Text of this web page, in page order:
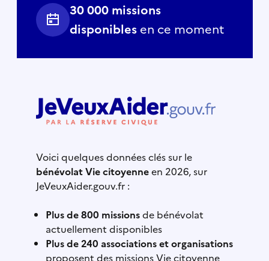
30 000 missions
disponibles en ce moment
Voici quelques données clés sur le
bénévolat Vie citoyenneen 2026, sur
JeVeuxAider.gouv.fr :
Plus de 800 missionsde bénévolat
actuellement disponibles
Plus de 240 associations et organisations
proposent des missions Vie citoyenne